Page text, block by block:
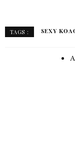
TAGS : SEXY